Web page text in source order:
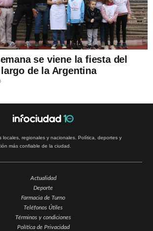
se viene la fiesta del
de la Argentina
locales, regionales y nacionales. Política, deportes y
más confiable de la ciudad.
Actualidad
Deporte
Farmacia de Turno
Teléfonos Útiles
Términos y condiciones
Política de Privacidad